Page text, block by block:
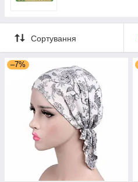
Сортування
–7%